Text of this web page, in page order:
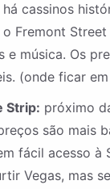
cassinos
Fremont Street
e música. Os
(onde ficar
Strip: próximo
são mais
fácil acesso à
Vegas, mas